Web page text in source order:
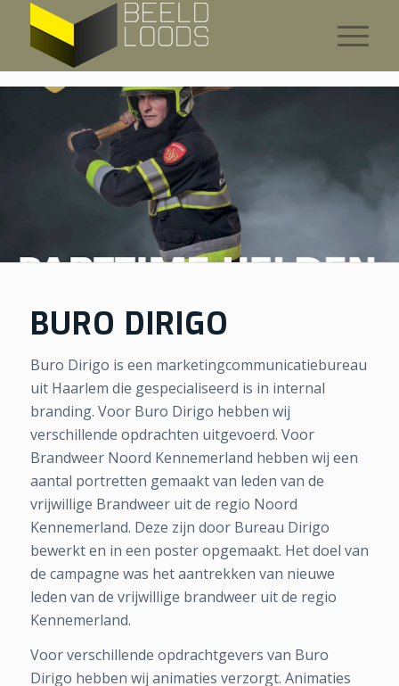
BURO DIRIGO
Buro Dirigo is een marketingcommunicatiebureau
uit Haarlem die gespecialiseerd is in internal
branding. Voor Buro Dirigo hebben wij
verschillende opdrachten uitgevoerd. Voor
Brandweer Noord Kennemerland hebben wij een
aantal portretten gemaakt van leden van de
vrijwillige Brandweer uit de regio Noord
Kennemerland. Deze zijn door Bureau Dirigo
bewerkt en in een poster opgemaakt. Het doel van
de campagne was het aantrekken van nieuwe
leden van de vrijwillige brandweer uit de regio
Kennemerland.
Voor verschillende opdrachtgevers van Buro
Dirigo hebben wij animaties verzorgt. Animaties